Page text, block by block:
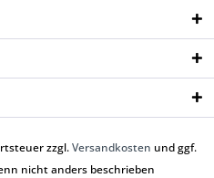
zzgl.Versandkosten und ggf.
nicht anders beschrieben